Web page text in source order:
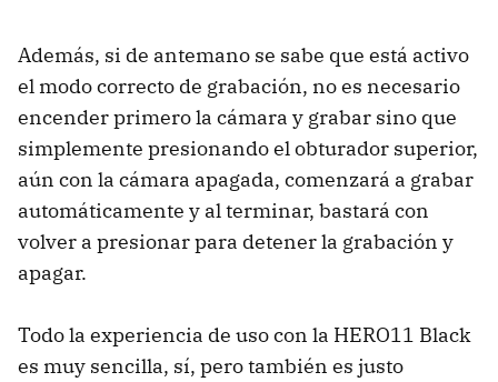
Además, si de antemano se sabe que está activo
el modo correcto de grabación, no es necesario
encender primero la cámara y grabar sino que
simplemente presionando el obturador superior,
aún con la cámara apagada, comenzará a grabar
automáticamente y al terminar, bastará con
volver a presionar para detener la grabación y
apagar.
Todo la experiencia de uso con la HERO11 Black
es muy sencilla, sí, pero también es justo